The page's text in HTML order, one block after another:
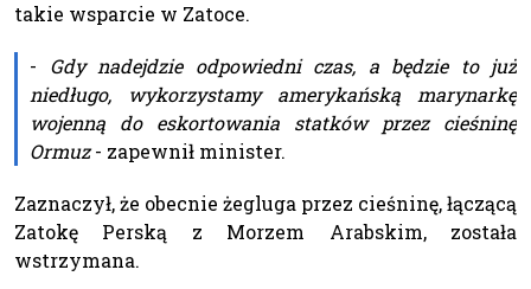
takie wsparcie w Zatoce.
- Gdy nadejdzie odpowiedni czas, a będzie to już
niedługo, wykorzystamy amerykańską marynarkę
wojenną do eskortowania statków przez cieśninę
Ormuz- zapewnił minister.
Zaznaczył, że obecnie żegluga przez cieśninę, łączącą
Zatokę Perską z Morzem Arabskim, została
wstrzymana.